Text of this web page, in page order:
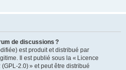
de discussions ?
est produit et distribué par
Il est publié sous la « Licence
2.0) » et peut être distribué